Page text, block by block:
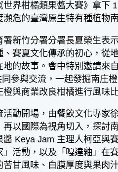
世界柑橘類果醬大賽》拿下
瀕危的臺灣原生特有種植物
竹分署分署長夏榮生表示
、賽夏文化傳承的初心，從
地的故事。會中特別邀請來
參與交流，一起發掘南庄
橙與商業改良柑橘進行風味
開場，由餐飲文化專家徐
再以國際為視角切入，探討
醬 Keya Jam 主理人柯亞與
」活動，以及「嘎達釉」
苦甘風味、白膜厚度與果肉